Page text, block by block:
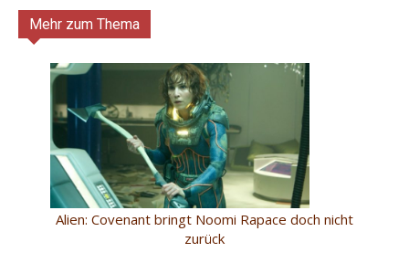
Mehr zum Thema
Alien: Covenant bringt Noomi Rapace doch nicht
zurück